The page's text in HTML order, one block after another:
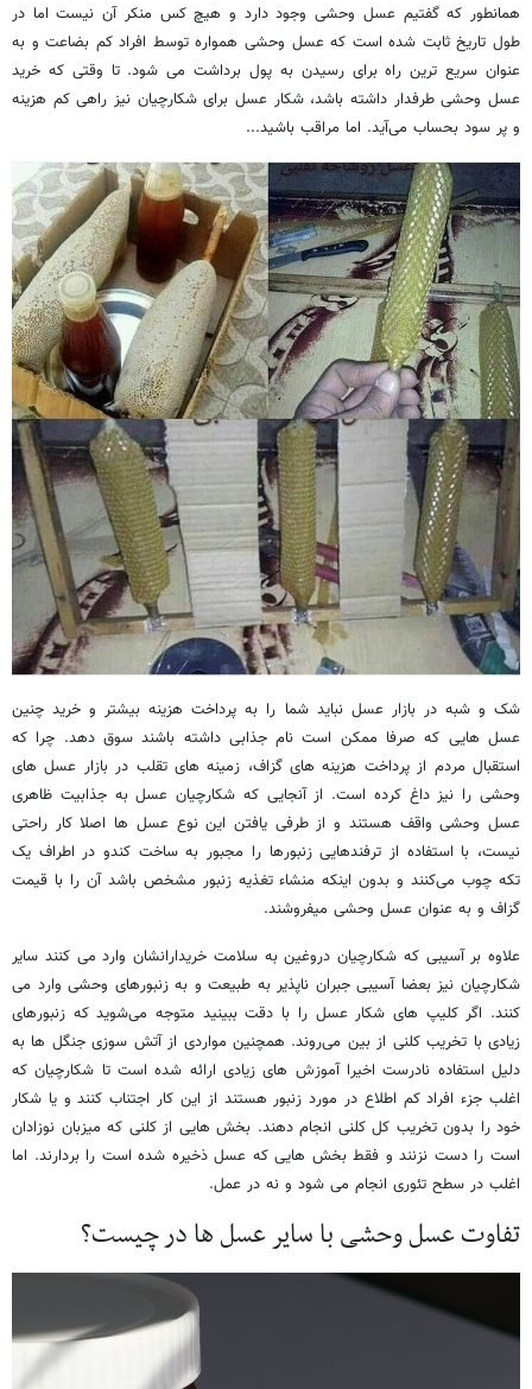
همانطور که گفتیم عسل وحشی وجود دارد و هیچ کس منکر آن نیست اما در
طول تاریخ ثابت شده است که عسل وحشی همواره توسط افراد کم بضاعت و به
عنوان سریع ترین راه برای رسیدن به پول برداشت می شود. تا وقتی که خرید
عسل وحشی طرفدار داشته باشد، شکار عسل برای شکارچیان نیز راهی کم هزینه
و پر سود بحساب می‌آید. اما مراقب باشید...
شک و شبه در بازار عسل نباید شما را به پرداخت هزینه بیشتر و خرید چنین
عسل هایی که صرفا ممکن است نام جذابی داشته باشند سوق دهد. چرا که
استقبال مردم از پرداخت هزینه های گزاف، زمینه های تقلب در بازار عسل های
وحشی را نیز داغ کرده است. از آنجایی که شکارچیان عسل به جذابیت ظاهری
عسل وحشی واقف هستند و از طرفی یافتن این نوع عسل ها اصلا کار راحتی
نیست، با استفاده از ترفندهایی زنبورها را مجبور به ساخت کندو در اطراف یک
تکه چوب می‌کنند و بدون اینکه منشاء تغذیه زنبور مشخص باشد آن را با قیمت
گزاف و به عنوان عسل وحشی میفروشند.
علاوه بر آسیبی که شکارچیان دروغین به سلامت خریدارانشان وارد می کنند سایر
شکارچیان نیز بعضا آسیبی جبران ناپذیر به طبیعت و به زنبورهای وحشی وارد می
کنند. اگر کلیپ های شکار عسل را با دقت ببینید متوجه می‌شوید که زنبورهای
زیادی با تخریب کلنی از بین می‌روند. همچنین مواردی از آتش سوزی جنگل ها به
دلیل استفاده نادرست اخیرا آموزش های زیادی ارائه شده است تا شکارچیان که
اغلب جزء افراد کم اطلاع در مورد زنبور هستند از این کار اجتناب کنند و یا شکار
خود را بدون تخریب کل کلنی انجام دهند. بخش هایی از کلنی که میزبان نوزادان
است را دست نزنند و فقط بخش هایی که عسل ذخیره شده است را بردارند. اما
اغلب در سطح تئوری انجام می شود و نه در عمل.
تفاوت عسل وحشی با سایر عسل ها در چیست؟